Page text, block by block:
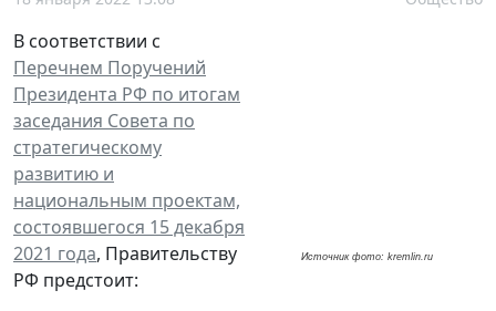
Источник фото: kremlin.ru
В соответствии с
Перечнем Поручений
Президента РФ по итогам
заседания Совета по
стратегическому
развитию и
национальным проектам,
состоявшегося 15 декабря
2021 года, Правительству
РФ предстоит: